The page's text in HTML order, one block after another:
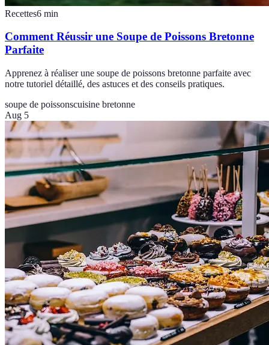
Recettes6 min
Comment Réussir une Soupe de Poissons Bretonne
Parfaite
Apprenez à réaliser une soupe de poissons bretonne parfaite avec
notre tutoriel détaillé, des astuces et des conseils pratiques.
soupe de poissonscuisine bretonne
Aug 5